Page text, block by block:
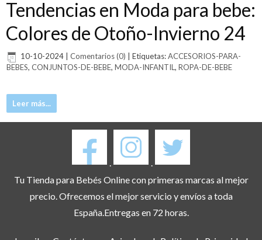
Tendencias en Moda para bebe:
Colores de Otoño-Invierno 24
10-10-2024 Comentarios (0) Etiquetas:ACCESORIOS-PARA-
BEBES, CONJUNTOS-DE-BEBE, MODA-INFANTIL , ROPA-DE-BEBE
Leer más...
.
.
Tu Tienda para Bebés Online con primeras marcas al mejor
precio. Ofrecemos el mejor servicio y envíos a toda
España.Entregas en 72 horas.